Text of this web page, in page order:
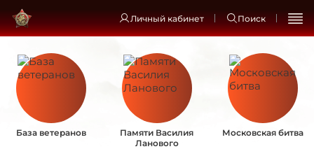
Личный кабинет Поиск
База ветеранов
Памяти Василия
Ланового
Московская битва